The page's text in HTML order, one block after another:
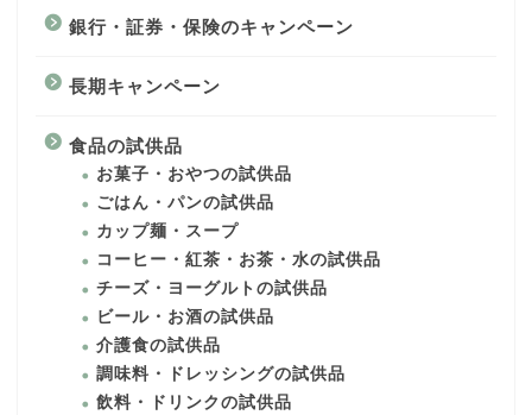
銀行・証券・保険のキャンペーン
長期キャンペーン
食品の試供品
お菓子・おやつの試供品
ごはん・パンの試供品
カップ麺・スープ
コーヒー・紅茶・お茶・水の試供品
チーズ・ヨーグルトの試供品
ビール・お酒の試供品
介護食の試供品
調味料・ドレッシングの試供品
飲料・ドリンクの試供品